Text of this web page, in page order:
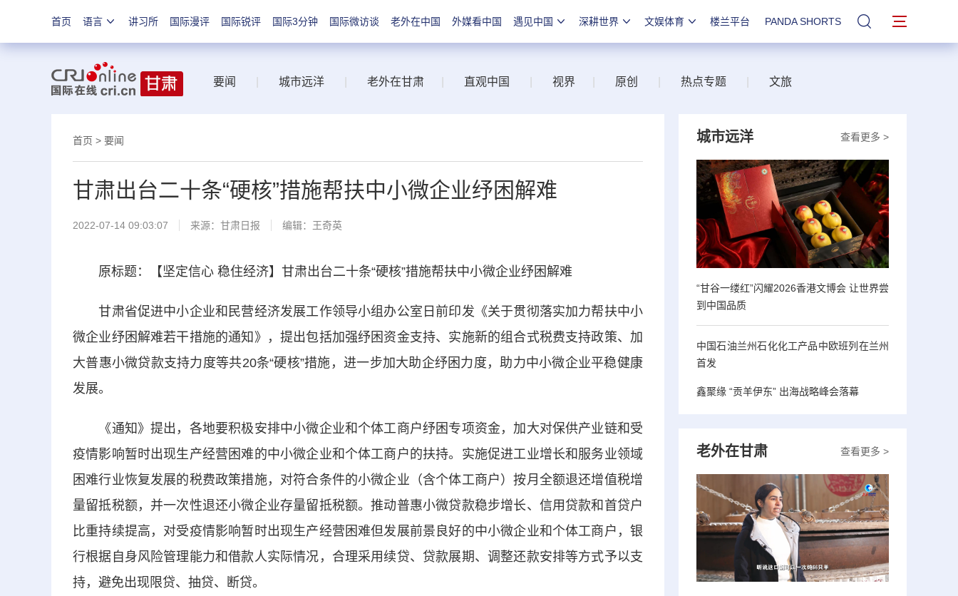
首页 语言 讲习所 国际漫评 国际锐评 国际3分钟 国际微访谈 老外在中国 外媒看中国 遇见中国 深耕世界 文娱体育 楼兰平台 PANDA SHORTS 站内搜索
要闻 城市远洋 老外在甘肃 直观中国 视界 原创 热点专题 文旅
首页 > 要闻
甘肃出台二十条“硬核”措施帮扶中小微企业纾困解难
2022-07-14 09:03:07 来源： 甘肃日报 编辑：王奇英
原标题：【坚定信心 稳住经济】甘肃出台二十条“硬核”措施帮扶中小微企业纾困解难
甘肃省促进中小企业和民营经济发展工作领导小组办公室日前印发《关于贯彻落实加力帮扶中小
微企业纾困解难若干措施的通知》，提出包括加强纾困资金支持、实施新的组合式税费支持政策、加
大普惠小微贷款支持力度等共20条“硬核”措施，进一步加大助企纾困力度，助力中小微企业平稳健康
发展。
《通知》提出，各地要积极安排中小微企业和个体工商户纾困专项资金，加大对保供产业链和受
疫情影响暂时出现生产经营困难的中小微企业和个体工商户的扶持。实施促进工业增长和服务业领域
困难行业恢复发展的税费政策措施，对符合条件的小微企业（含个体工商户）按月全额退还增值税增
量留抵税额，并一次性退还小微企业存量留抵税额。推动普惠小微贷款稳步增长、信用贷款和首贷户
比重持续提高，对受疫情影响暂时出现生产经营困难但发展前景良好的中小微企业和个体工商户，银
行根据自身风险管理能力和借款人实际情况，合理采用续贷、贷款展期、调整还款安排等方式予以支
持，避免出现限贷、抽贷、断贷。
查看更多 >
城市远洋
“甘谷一缕红”闪耀2026香港文博会 让世界尝
到中国品质
中国石油兰州石化化工产品中欧班列在兰州
首发
鑫聚缘 “贡羊伊东” 出海战略峰会落幕
查看更多 >
老外在甘肃